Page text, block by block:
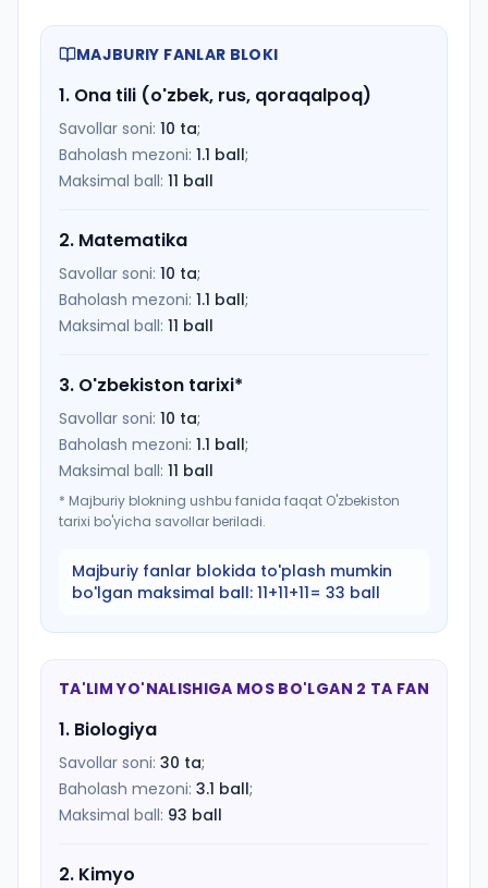
MAJBURIY FANLAR BLOKI
1. Ona tili (o'zbek, rus, qoraqalpoq)
Savollar soni: 10 ta;
Baholash mezoni: 1.1 ball;
Maksimal ball: 11 ball
2. Matematika
Savollar soni: 10 ta;
Baholash mezoni: 1.1 ball;
Maksimal ball: 11 ball
3. O'zbekiston tarixi*
Savollar soni: 10 ta;
Baholash mezoni: 1.1 ball;
Maksimal ball: 11 ball
* Majburiy blokning ushbu fanida faqat O'zbekiston
tarixi bo'yicha savollar beriladi.
Majburiy fanlar blokida to'plash mumkin
bo'lgan maksimal ball: 11+11+11= 33 ball
TA'LIM YO'NALISHIGA MOS BO'LGAN 2 TA FAN
1. Biologiya
Savollar soni: 30 ta;
Baholash mezoni: 3.1 ball;
Maksimal ball: 93 ball
2. Kimyo